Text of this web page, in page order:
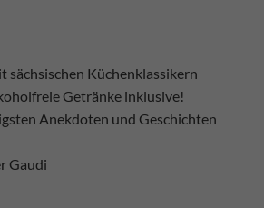
Küchenklassikern
Getränke inklusive!
Anekdoten und Geschichten
Gaudi